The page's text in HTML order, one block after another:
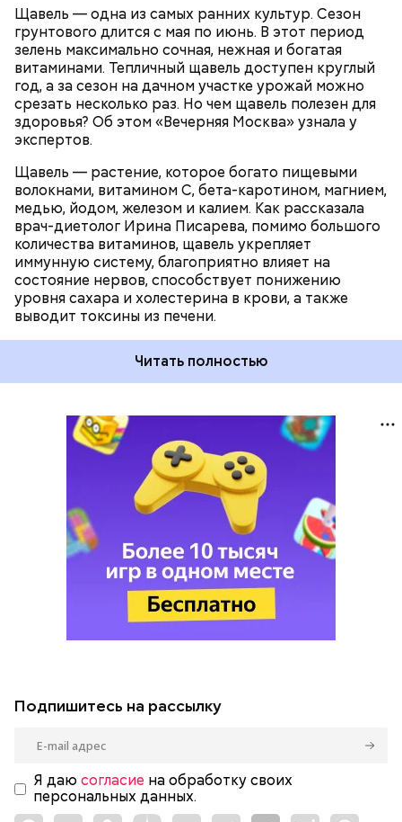
Щавель — одна из самых ранних культур. Сезон
грунтового длится с мая по июнь. В этот период
зелень максимально сочная, нежная и богатая
витаминами. Тепличный щавель доступен круглый
год, а за сезон на дачном участке урожай можно
срезать несколько раз. Но чем щавель полезен для
здоровья? Об этом «Вечерняя Москва» узнала у
экспертов.
Щавель — растение, которое богато пищевыми
волокнами, витамином С, бета-каротином, магнием,
медью, йодом, железом и калием. Как рассказала
врач-диетолог Ирина Писарева, помимо большого
количества витаминов, щавель укрепляет
иммунную систему, благоприятно влияет на
состояние нервов, способствует понижению
уровня сахара и холестерина в крови, а также
выводит токсины из печени.
Читать полностью
ЗДОРОВЬЕ ВРАЧИ
РАСТЕНИЯ
ПРОДУКТЫ
Подпишитесь на рассылку
Я даю согласие на обработку своих
персональных данных.